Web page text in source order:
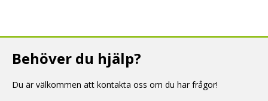
Behöver du hjälp?
Du är välkommen att kontakta oss om du har frågor!